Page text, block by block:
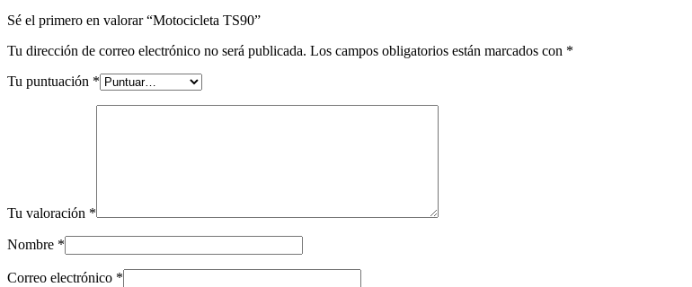
Sé el primero en valorar “Motocicleta TS90”
Tu dirección de correo electrónico no será publicada. Los campos obligatorios están marcados con *
Tu puntuación *
Tu valoración *
Nombre *
Correo electrónico *